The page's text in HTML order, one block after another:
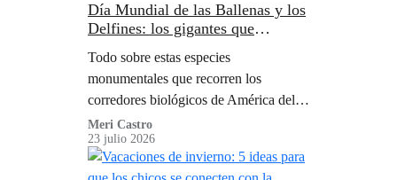
Día Mundial de las Ballenas y los
Delfines: los gigantes que
Todo sobre estas especies
monumentales que recorren los
corredores biológicos de América del
Sur.
Meri Castro
23 julio 2026